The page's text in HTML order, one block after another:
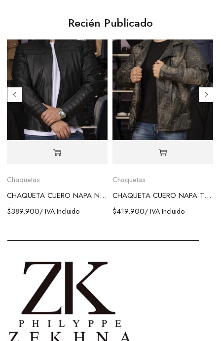
Recién Publicado
Chaquetas
CHAQUETA CUERO NAPA NEGRA
$389.900/ IVA Incluido
Chaquetas
CHAQUETA CUERO NAPA TEXTURA
$419.900/ IVA Incluido